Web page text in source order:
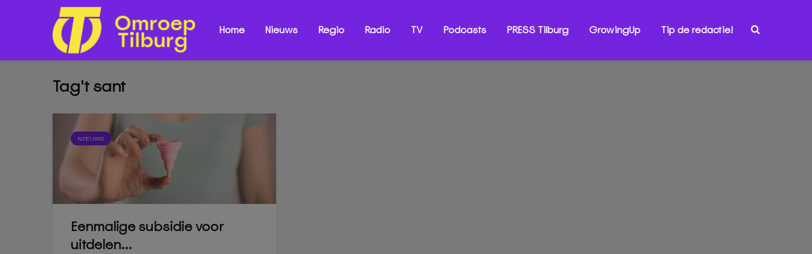
Home Nieuws Regio Radio TV Podcasts PRESS Tilburg GrowingUp Tip de redactie!
Tag't sant
NIEUWS
Eenmalige subsidie voor
uitdelen...